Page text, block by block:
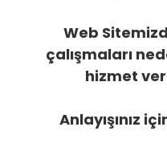
Web
çalışmaları
hizmet
Anlayışınız